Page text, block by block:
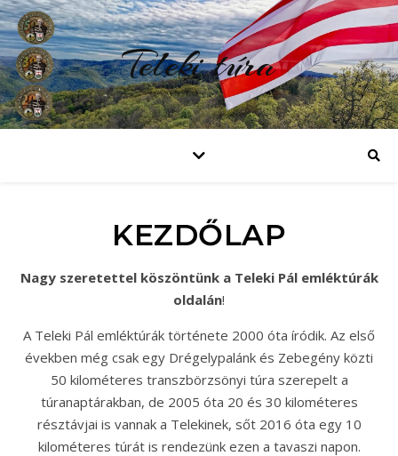
Teleki túra
KEZDŐLAP
Nagy szeretettel köszöntünk a Teleki Pál emléktúrák
oldalán!
A Teleki Pál emléktúrák története 2000 óta íródik. Az első
években még csak egy Drégelypalánk és Zebegény közti
50 kilométeres transzbörzsönyi túra szerepelt a
túranaptárakban, de 2005 óta 20 és 30 kilométeres
résztávjai is vannak a Telekinek, sőt 2016 óta egy 10
kilométeres túrát is rendezünk ezen a tavaszi napon.